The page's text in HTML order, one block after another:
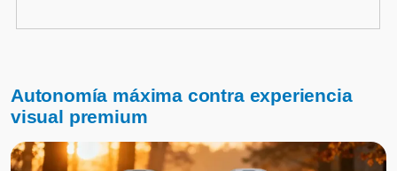
Autonomía máxima contra experiencia
visual premium